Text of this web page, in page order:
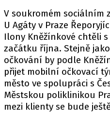
V soukromém sociálním
U Agáty v Praze
Ilony Kněžínkové chtěli
začátku října. Stejně
očkování by podle
přijet mobilní očkovací
město ve spolupráci s
Městskou poliklinikou
mezi klienty se bude